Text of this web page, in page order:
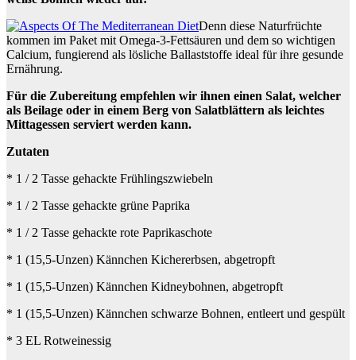
Denn diese Naturfrüchte
kommen im Paket mit Omega-3-Fettsäuren und dem so wichtigen
Calcium, fungierend als lösliche Ballaststoffe ideal für ihre gesunde
Ernährung.
Für die Zubereitung empfehlen wir ihnen einen Salat, welcher
als Beilage oder in einem Berg von Salatblättern als leichtes
Mittagessen serviert werden kann.
Zutaten
* 1 / 2 Tasse gehackte Frühlingszwiebeln
* 1 / 2 Tasse gehackte grüne Paprika
* 1 / 2 Tasse gehackte rote Paprikaschote
* 1 (15,5-Unzen) Kännchen Kichererbsen, abgetropft
* 1 (15,5-Unzen) Kännchen Kidneybohnen, abgetropft
* 1 (15,5-Unzen) Kännchen schwarze Bohnen, entleert und gespült
* 3 EL Rotweinessig